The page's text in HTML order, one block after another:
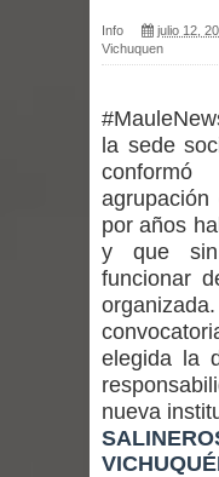
virus
Info julio 12,
Vichuquen
la sede
por años
y que sin
funcionar
elegida la
nueva